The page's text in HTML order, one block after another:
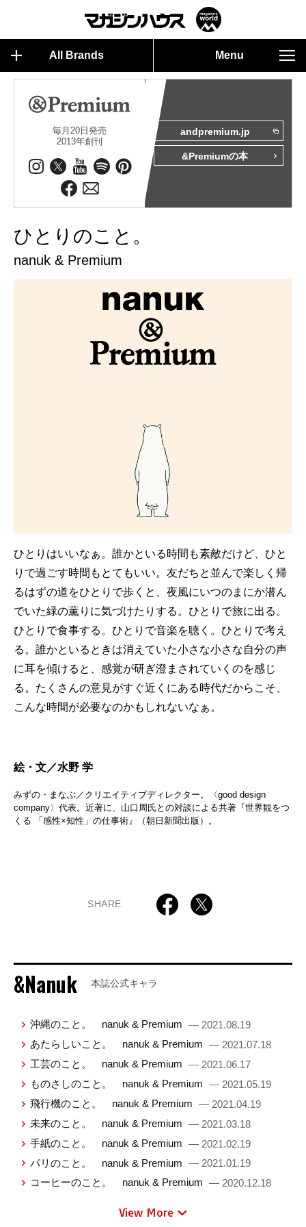
All Brands Menu
毎月20日発売
2013年創刊
andpremium.jp
&Premiumの本
ひとりのこと。
nanuk & Premium
ひとりはいいなぁ。誰かといる時間も素敵だけど、ひと
りで過ごす時間もとてもいい。友だちと並んで楽しく帰
るはずの道をひとりで歩くと、夜風にいつのまにか潜ん
でいた緑の薫りに気づけたりする。ひとりで旅に出る。
ひとりで食事する。ひとりで音楽を聴く。ひとりで考え
る。誰かといるときは消えていた小さな小さな自分の声
に耳を傾けると、感覚が研ぎ澄まされていくのを感じ
る。たくさんの意見がすぐ近くにある時代だからこそ、
こんな時間が必要なのかもしれないなぁ。
絵・文／水野 学
みずの・まなぶ／クリエイティブディレクター。〈good design
company〉代表。近著に、山口周氏との対談による共著『世界観をつ
くる 「感性×知性」の仕事術』（朝日新聞出版）。
SHARE
&Nanuk 本誌公式キャラ
沖縄のこと。 nanuk & Premium — 2021.08.19
あたらしいこと。 nanuk & Premium — 2021.07.18
工芸のこと。 nanuk & Premium — 2021.06.17
ものさしのこと。 nanuk & Premium — 2021.05.19
飛行機のこと。 nanuk & Premium — 2021.04.19
未来のこと。 nanuk & Premium — 2021.03.18
手紙のこと。 nanuk & Premium — 2021.02.19
パリのこと。 nanuk & Premium — 2021.01.19
コーヒーのこと。 nanuk & Premium — 2020.12.18
View More